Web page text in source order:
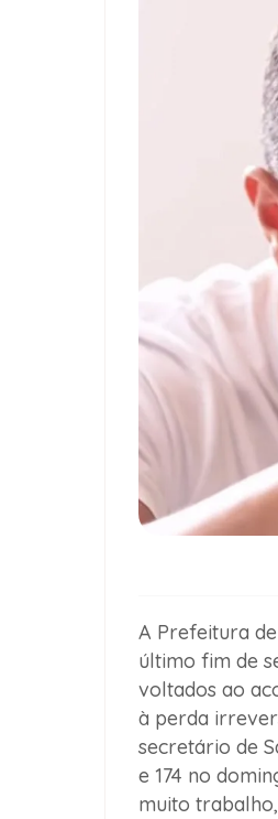
A Prefeitura de
último fim de
voltados ao
à perda
secretário de
e 174 no
muito